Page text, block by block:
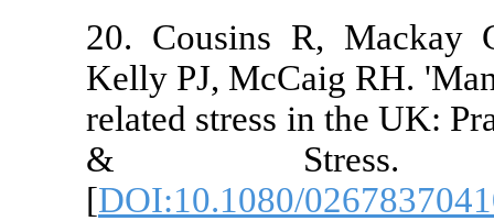
20.
Kelly PJ,
related
&
[